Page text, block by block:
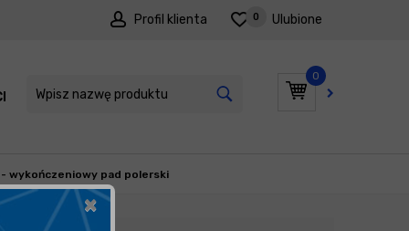
Profil klienta Ulubione
0
0
PROMOCJE
wykończeniowy pad polerski
×